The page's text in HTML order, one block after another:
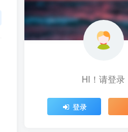
HI！请登录
登录
HI！请登录
登录